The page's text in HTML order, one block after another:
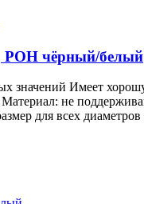
POH чёрный/белый
значений Имеет
не
для всех